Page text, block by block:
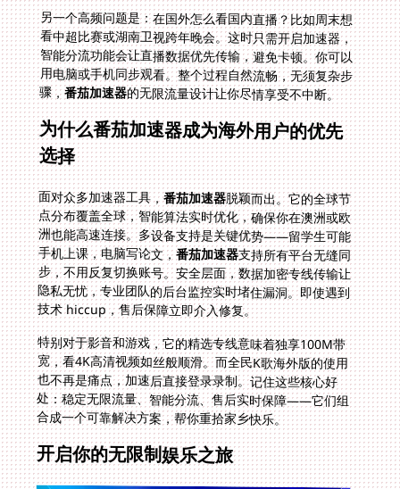
另一个高频问题是：在国外怎么看国内直播？比如周末想
看中超比赛或湖南卫视跨年晚会。这时只需开启加速器，
智能分流功能会让直播数据优先传输，避免卡顿。你可以
用电脑或手机同步观看。整个过程自然流畅，无须复杂步
骤，番茄加速器的无限流量设计让你尽情享受不中断。
为什么番茄加速器成为海外用户的优先
选择
面对众多加速器工具，番茄加速器脱颖而出。它的全球节
点分布覆盖全球，智能算法实时优化，确保你在澳洲或欧
洲也能高速连接。多设备支持是关键优势——留学生可能
手机上课，电脑写论文，番茄加速器支持所有平台无缝同
步，不用反复切换账号。安全层面，数据加密专线传输让
隐私无忧，专业团队的后台监控实时堵住漏洞。即使遇到
技术 hiccup，售后保障立即介入修复。
特别对于影音和游戏，它的精选专线意味着独享100M带
宽，看4K高清视频如丝般顺滑。而全民K歌海外版的使用
也不再是痛点，加速后直接登录录制。记住这些核心好
处：稳定无限流量、智能分流、售后实时保障——它们组
合成一个可靠解决方案，帮你重拾家乡快乐。
开启你的无限制娱乐之旅